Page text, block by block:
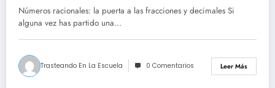
Números racionales: la puerta a las fracciones y decimales Si
alguna vez has partido una…
Trasteando En La Escuela 0 Comentarios Leer Más